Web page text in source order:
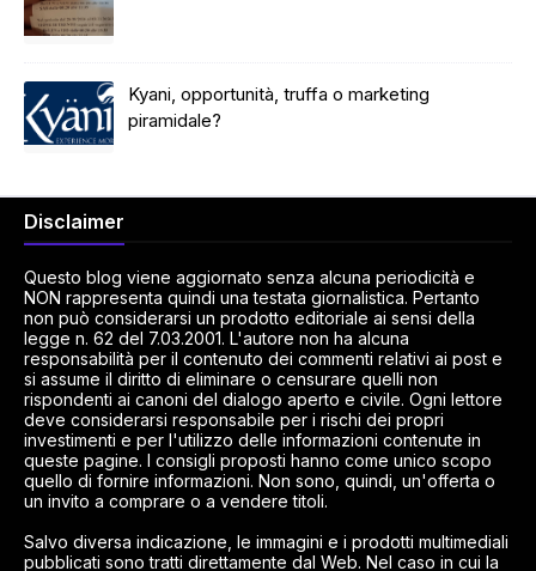
Kyani, opportunità, truffa o marketing
piramidale?
Disclaimer
Questo blog viene aggiornato senza alcuna periodicità e
NON rappresenta quindi una testata giornalistica. Pertanto
non può considerarsi un prodotto editoriale ai sensi della
legge n. 62 del 7.03.2001. L'autore non ha alcuna
responsabilità per il contenuto dei commenti relativi ai post e
si assume il diritto di eliminare o censurare quelli non
rispondenti ai canoni del dialogo aperto e civile. Ogni lettore
deve considerarsi responsabile per i rischi dei propri
investimenti e per l'utilizzo delle informazioni contenute in
queste pagine. I consigli proposti hanno come unico scopo
quello di fornire informazioni. Non sono, quindi, un'offerta o
un invito a comprare o a vendere titoli.
Salvo diversa indicazione, le immagini e i prodotti multimediali
pubblicati sono tratti direttamente dal Web. Nel caso in cui la